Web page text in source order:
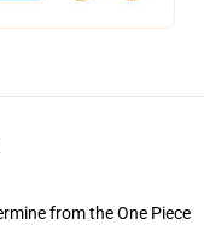
from the One Piece